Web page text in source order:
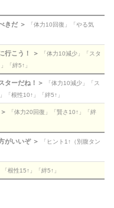
きだ ＞
「体力10回復」「やる気
行こう！ ＞
「体力10減少」「スタ
「絆5↑」
ターだね！＞
「体力10減少」「ス
「根性10↑」「絆5↑」
「体力20回復」「賢さ10↑」「絆
がいいぞ ＞
「ヒント1↑（別腹タン
「根性15↑」「絆5↑」